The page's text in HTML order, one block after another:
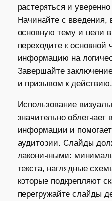
растеряться и
Начинайте с введения,
основную тему и цели
переходите к основной
информацию на
Завершайте
и призывом к действию.
Использование
значительно облегчает
информации и
аудитории. Слайды
лаконичными:
текста, наглядные
которые подкрепляют
перегружайте слайды